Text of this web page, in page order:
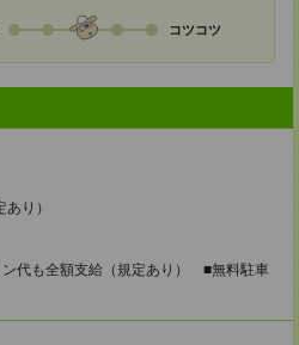
コツコツ
り）
代も全額支給（規定あり） ■無料駐車